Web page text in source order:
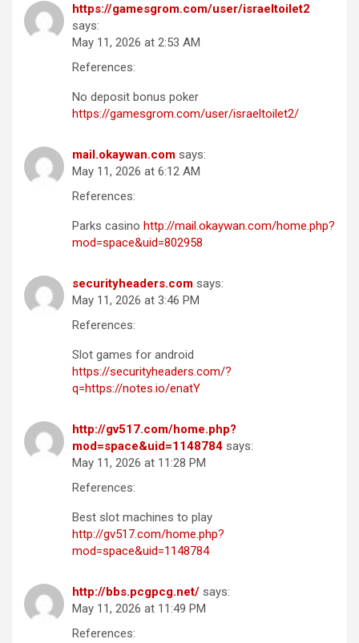
https://gamesgrom.com/user/israeltoilet2
says:
May 11, 2026 at 2:53 AM
References:
No deposit bonus poker
https://gamesgrom.com/user/israeltoilet2/
mail.okaywan.com says:
May 11, 2026 at 6:12 AM
References:
Parks casino http://mail.okaywan.com/home.php?
mod=space&uid=802958
securityheaders.com says:
May 11, 2026 at 3:46 PM
References:
Slot games for android
https://securityheaders.com/?
q=https://notes.io/enatY
http://gv517.com/home.php?
mod=space&uid=1148784 says:
May 11, 2026 at 11:28 PM
References:
Best slot machines to play
http://gv517.com/home.php?
mod=space&uid=1148784
http://bbs.pcgpcg.net/ says:
May 11, 2026 at 11:49 PM
References: